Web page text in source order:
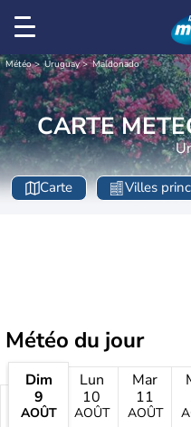
Météo Uruguay Maldonado
CARTE
Carte Villes
Météo du jour
Dim
9
AOÛT
Lun
10
AOÛT
Mar
11
AOÛT